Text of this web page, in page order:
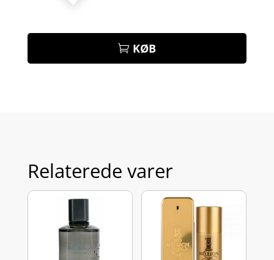
KØB
Relaterede varer